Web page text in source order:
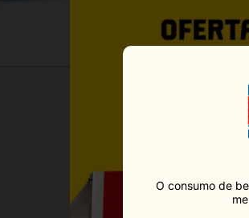
O consumo de
VOCÊ